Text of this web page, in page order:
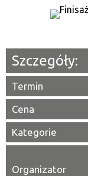
Szczegóły:
Termin
Cena
Kategorie
Organizator